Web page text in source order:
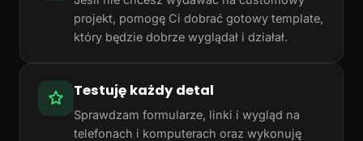
projekt, pomogę Ci dobrać gotowy template,
który będzie dobrze wyglądał i działał.
Testuję każdy detal
Sprawdzam formularze, linki i wygląd na
telefonach i komputerach oraz wykonuję